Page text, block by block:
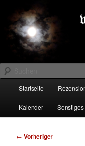
primären
Inhalt
springenDARK-
Suchen
Startseite
Kalender Sonstiges
Beitragsnavigation
← Vorheriger